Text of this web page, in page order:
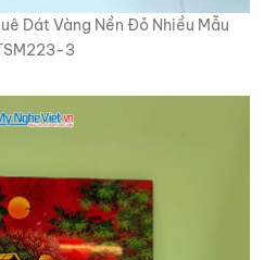
Dát Vàng Nền Đỏ Nhiều Mẫu
3